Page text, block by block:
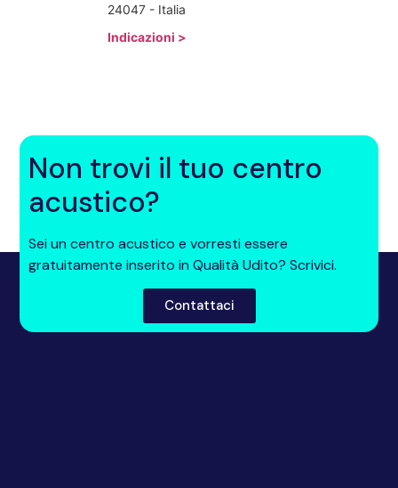
24047 - Italia
Indicazioni >
Non trovi il tuo centro
acustico?
Sei un centro acustico e vorresti essere
gratuitamente inserito in Qualità Udito? Scrivici.
Contattaci